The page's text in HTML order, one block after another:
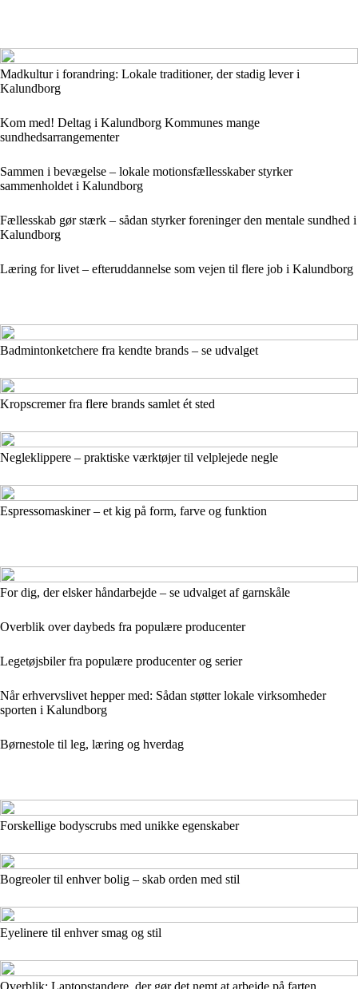
Madkultur i forandring: Lokale traditioner, der stadig lever i
Kalundborg
Kom med! Deltag i Kalundborg Kommunes mange
sundhedsarrangementer
Sammen i bevægelse – lokale motionsfællesskaber styrker
sammenholdet i Kalundborg
Fællesskab gør stærk – sådan styrker foreninger den mentale sundhed i
Kalundborg
Læring for livet – efteruddannelse som vejen til flere job i Kalundborg
Badmintonketchere fra kendte brands – se udvalget
Kropscremer fra flere brands samlet ét sted
Negleklippere – praktiske værktøjer til velplejede negle
Espressomaskiner – et kig på form, farve og funktion
For dig, der elsker håndarbejde – se udvalget af garnskåle
Overblik over daybeds fra populære producenter
Legetøjsbiler fra populære producenter og serier
Når erhvervslivet hepper med: Sådan støtter lokale virksomheder
sporten i Kalundborg
Børnestole til leg, læring og hverdag
Forskellige bodyscrubs med unikke egenskaber
Bogreoler til enhver bolig – skab orden med stil
Eyelinere til enhver smag og stil
Overblik: Laptopstandere, der gør det nemt at arbejde på farten